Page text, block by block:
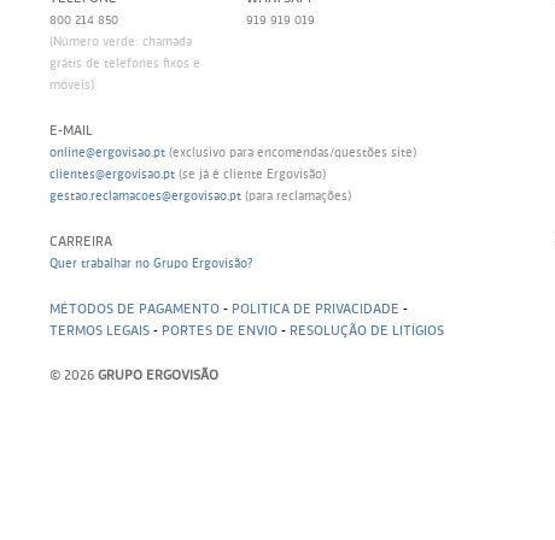
800 214 850
(Número verde: chamada
grátis de telefones fixos e
móveis)
919 919 019
E-MAIL
online@ergovisao.pt (exclusivo para encomendas/questões site)
clientes@ergovisao.pt (se já é cliente Ergovisão)
gestao.reclamacoes@ergovisao.pt (para reclamações)
CARREIRA
Quer trabalhar no Grupo Ergovisão?
MÉTODOS DE PAGAMENTO - POLITICA DE PRIVACIDADE -
TERMOS LEGAIS - PORTES DE ENVIO - RESOLUÇÃO DE LITÍGIOS
© 2026GRUPO ERGOVISÃO